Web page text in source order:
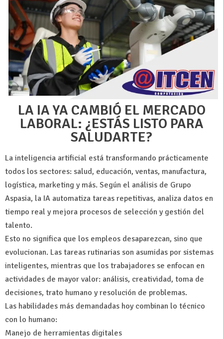
LA IA YA CAMBIÓ EL MERCADO
LABORAL: ¿ESTÁS LISTO PARA
SALUDARTE?
La inteligencia artificial está transformando prácticamente
todos los sectores: salud, educación, ventas, manufactura,
logística, marketing y más. Según el análisis de Grupo
Aspasia, la IA automatiza tareas repetitivas, analiza datos en
tiempo real y mejora procesos de selección y gestión del
talento.
Esto no significa que los empleos desaparezcan, sino que
evolucionan. Las tareas rutinarias son asumidas por sistemas
inteligentes, mientras que los trabajadores se enfocan en
actividades de mayor valor: análisis, creatividad, toma de
decisiones, trato humano y resolución de problemas.
Las habilidades más demandadas hoy combinan lo técnico
con lo humano:
Manejo de herramientas digitales